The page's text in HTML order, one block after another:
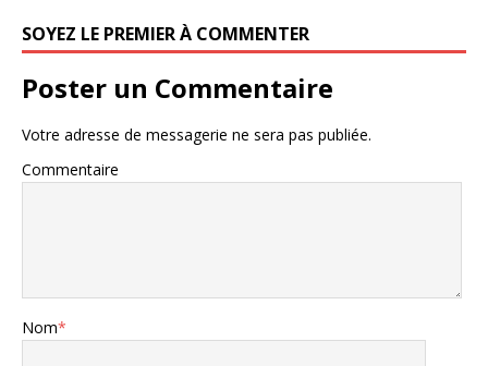
SOYEZ LE PREMIER À COMMENTER
Poster un Commentaire
Votre adresse de messagerie ne sera pas publiée.
Commentaire
Nom*